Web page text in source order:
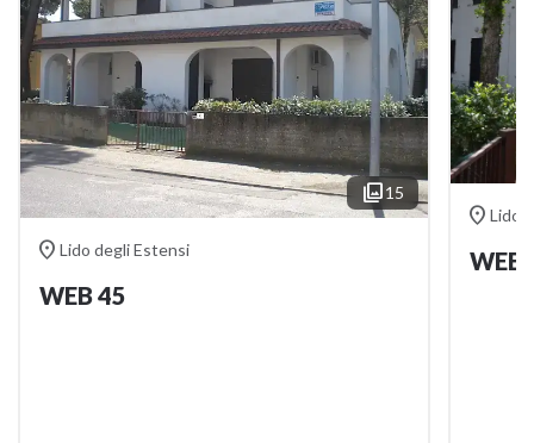
15
 Lido degli Estensi
WEB 45
 Lido
WEB